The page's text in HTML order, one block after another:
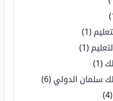
(1)
(1)
(1)
سلمان الدولي (6)
(4)